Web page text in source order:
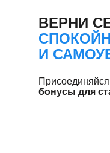
ВЕРНИ
И
Присоединяйся
бонусы для